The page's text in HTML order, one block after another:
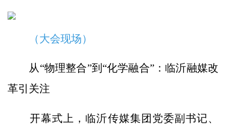
（大会现场）
从“物理整合”到“化学融合”：临沂融媒改
革引关注
开幕式上，临沂传媒集团党委副书记、